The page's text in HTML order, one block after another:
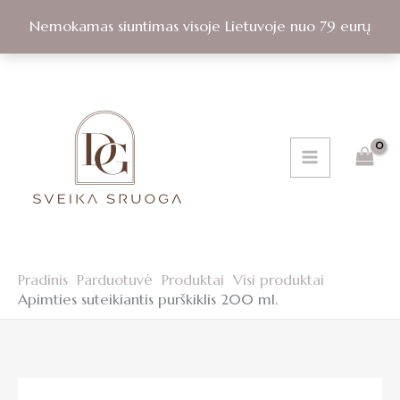
Nemokamas siuntimas visoje Lietuvoje nuo 79 eurų
turinio
Pradinis Parduotuvė Produktai Visi produktai
Apimties suteikiantis purškiklis 200 ml.
purškiklis
200